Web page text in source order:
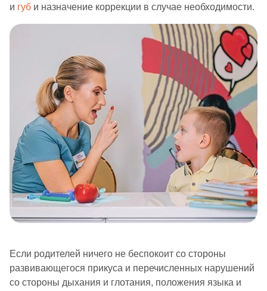
и губ и назначение коррекции в случае необходимости.
Если родителей ничего не беспокоит со стороны
развивающегося прикуса и перечисленных нарушений
со стороны дыхания и глотания, положения языка и